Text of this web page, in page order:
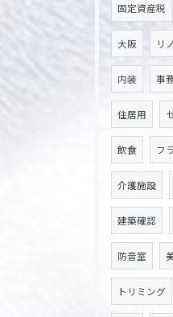
固定資産税
大阪 リ
内装 事
住居用
飲食 フ
介護施設
建築確認
防音室
トリミング